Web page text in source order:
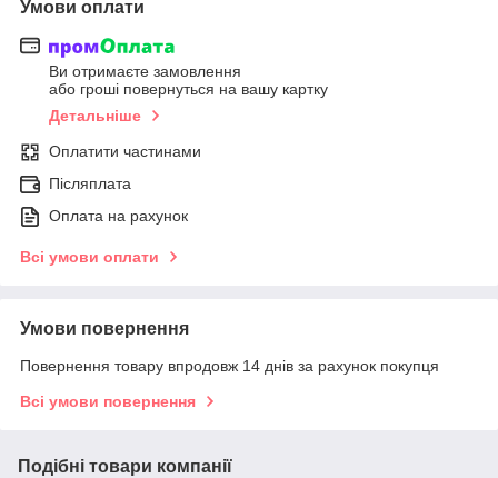
Умови оплати
Ви отримаєте замовлення
або гроші повернуться на вашу картку
Детальніше
Оплатити частинами
Післяплата
Оплата на рахунок
Всі умови оплати
Умови повернення
Повернення товару впродовж 14 днів за рахунок покупця
Всі умови повернення
Подібні товари компанії